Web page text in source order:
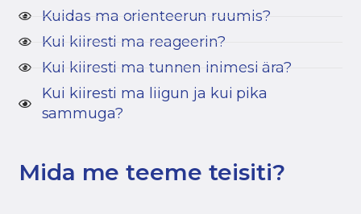
Kuidas ma orienteerun ruumis?
Kui kiiresti ma reageerin?
Kui kiiresti ma tunnen inimesi ära?
Kui kiiresti ma liigun ja kui pika
sammuga?
Mida me teeme teisiti?